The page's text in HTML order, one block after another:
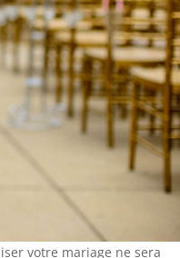
votre mariage ne sera